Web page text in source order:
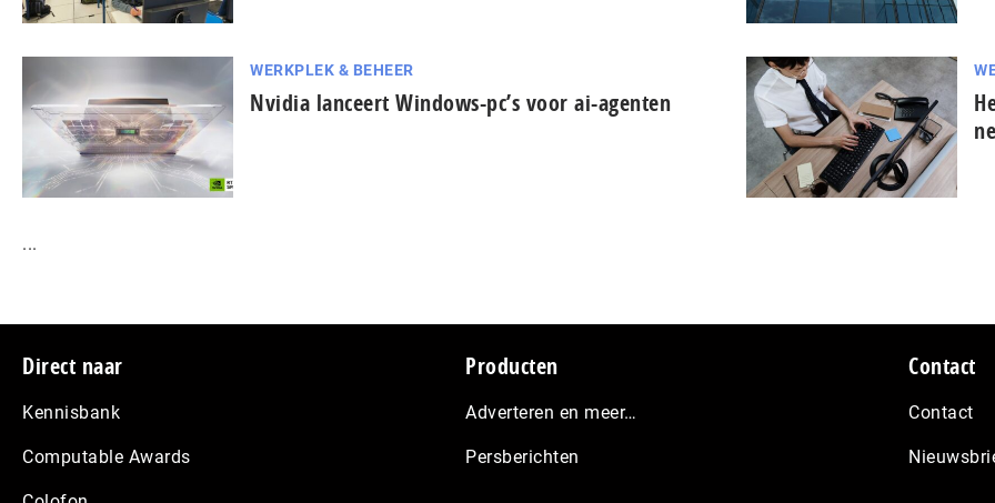
WERKPLEK & BEHEER
Nvidia lanceert Windows-pc’s voor ai-agenten
...
Footer
Direct naar
Kennisbank
Computable Awards
Producten
Adverteren en meer…
Persberichten
Contact
Contact